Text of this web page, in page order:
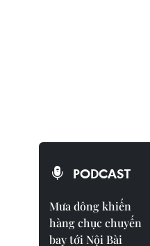
PODCAST
Mưa dông khiến
hàng chục chuyến
bay tới Nội Bài